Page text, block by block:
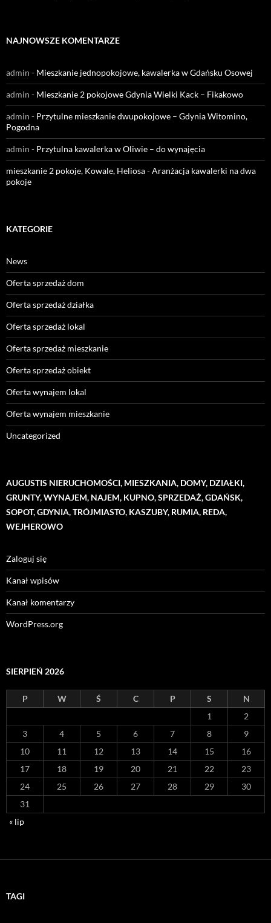
NAJNOWSZE KOMENTARZE
admin - Mieszkanie jednopokojowe, kawalerka w Gdańsku Osowej
admin - Mieszkanie 2 pokojowe Gdynia Wielki Kack – Fikakowo
admin - Przytulne mieszkanie dwupokojowe – Gdynia Witomino,
Pogodna
admin - Przytulna kawalerka w Oliwie – do wynajęcia
mieszkanie 2 pokoje, Kowale, Heliosa-Aranżacja kawalerki na dwa
pokoje
KATEGORIE
News
Oferta sprzedaż dom
Oferta sprzedaż działka
Oferta sprzedaż lokal
Oferta sprzedaż mieszkanie
Oferta sprzedaż obiekt
Oferta wynajem lokal
Oferta wynajem mieszkanie
Uncategorized
AUGUSTIS NIERUCHOMOŚCI, MIESZKANIA, DOMY, DZIAŁKI,
GRUNTY, WYNAJEM, NAJEM, KUPNO, SPRZEDAŻ, GDAŃSK,
SOPOT, GDYNIA, TRÓJMIASTO, KASZUBY, RUMIA, REDA,
WEJHEROWO
Zaloguj się
Kanał wpisów
Kanał komentarzy
WordPress.org
SIERPIEŃ 2026
P W Ś C P S
N
1
2
3
4 5 6 7 8
9
10
11 12 13 14 15
16
17
18 19 20 21 22
23
24
25 26 27 28 29
30
31
« lip
TAGI